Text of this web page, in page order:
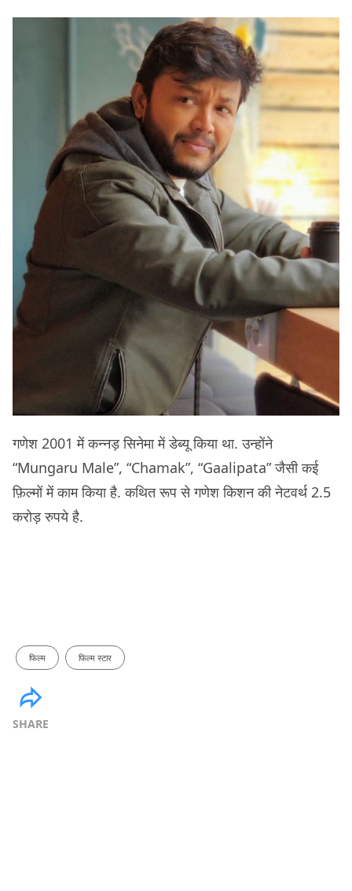
गणेश 2001 में कन्नड़ सिनेमा में डेब्यू किया था. उन्होंने
“Mungaru Male”, “Chamak”, “Gaalipata” जैसी कई
फ़िल्मों में काम किया है. कथित रूप से गणेश किशन की नेटवर्थ 2.5
करोड़ रुपये है.
फिल्म फिल्म स्टार
SHARE